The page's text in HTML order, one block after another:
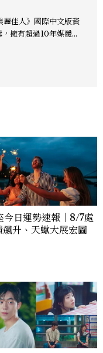
佳人》國際中文版資
擁有超過10年媒體與
景點、航空等領域，
生活範疇，具備實測
、JOAL
Tree、IHG、Ma
超過7
房間」、260 篇以上
文章，致力用專業視
兼具風格與實用的高
：ben
今日運勢速報｜8/7處
飆升、天蠍大展宏圖